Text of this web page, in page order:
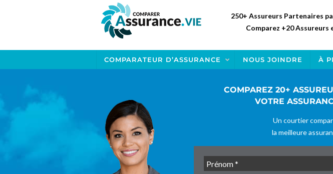
250+ Assureurs Partenaires
Comparez +20 Assureurs
COMPARATEUR D’ASSURANCE NOUS JOINDRE À
COMPAREZ 20+
VOTRE
Un courtier
la meilleure